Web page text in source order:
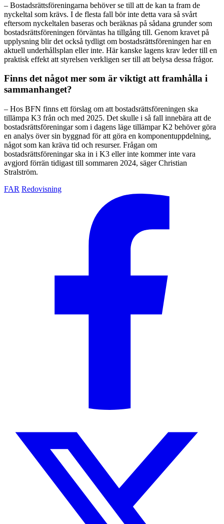
– Bostadsrättsföreningarna behöver se till att de kan ta fram de
nyckeltal som krävs. I de flesta fall bör inte detta vara så svårt
eftersom nyckeltalen baseras och beräknas på sådana grunder som
bostadsrättsföreningen förväntas ha tillgång till. Genom kravet på
upplysning blir det också tydligt om bostadsrättsföreningen har en
aktuell underhållsplan eller inte. Här kanske lagens krav leder till en
praktisk effekt att styrelsen verkligen ser till att belysa dessa frågor.
Finns det något mer som är viktigt att framhålla i
sammanhanget?
– Hos BFN finns ett förslag om att bostadsrättsföreningen ska
tillämpa K3 från och med 2025. Det skulle i så fall innebära att de
bostadsrättsföreningar som i dagens läge tillämpar K2 behöver göra
en analys över sin byggnad för att göra en komponentuppdelning,
något som kan kräva tid och resurser. Frågan om
bostadsrättsföreningar ska in i K3 eller inte kommer inte vara
avgjord förrän tidigast till sommaren 2024, säger Christian
Stralström.
FAR Redovisning